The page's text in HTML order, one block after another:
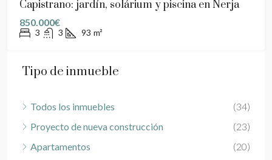
Capistrano: jardín, solárium y piscina en Nerja
850.000€
3 3 93 m²
Tipo de inmueble
Todos los inmuebles
(34)
Proyecto de nueva construcción
(23)
Apartamentos
(20)